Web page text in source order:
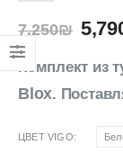
7,250₪
Комплект из
Blox.
ЦВЕТ VIGO